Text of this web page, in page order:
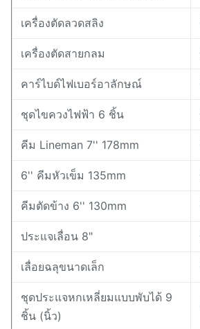
เครื่องตัดลวดสลิง
เครื่องตัดสายกลม
คาร์ไบด์ไฟเบอร์อาลักษณ์
ชุดไขควงไฟฟ้า 6 ชิ้น
คีม Lineman 7'' 178mm
6'' คีมหัวเข็ม 135mm
คีมตัดข้าง 6'' 130mm
ประแจเลื่อน 8"
เลื่อยฉลุขนาดเล็ก
ชุดประแจหกเหลี่ยมแบบพับได้ 9
ชิ้น (นิ้ว)